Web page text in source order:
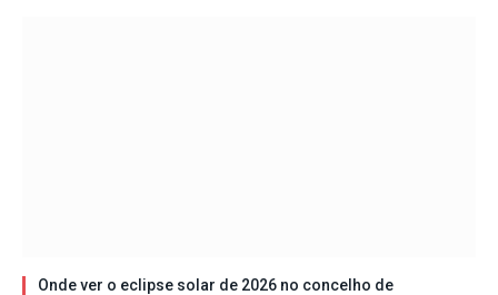
Onde ver o eclipse solar de 2026 no concelho de